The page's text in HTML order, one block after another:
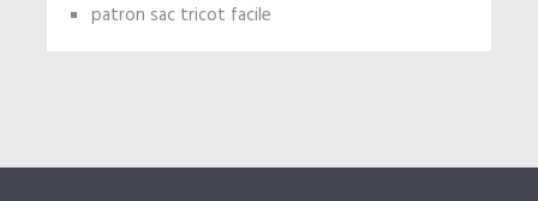
patron sac tricot facile